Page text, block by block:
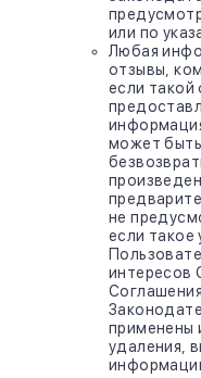
или по
Любая
отзывы,
если такой
может
не
если такое
интересов
применены
удаления,